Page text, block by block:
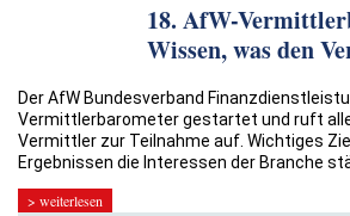
18. AfW-
Wissen, was den
Der AfW Bundesverband
Vermittlerbarometer gestartet und ruft
Vermittler zur Teilnahme auf. Wichtiges
Ergebnissen die Interessen der Branche
> weiterlesen